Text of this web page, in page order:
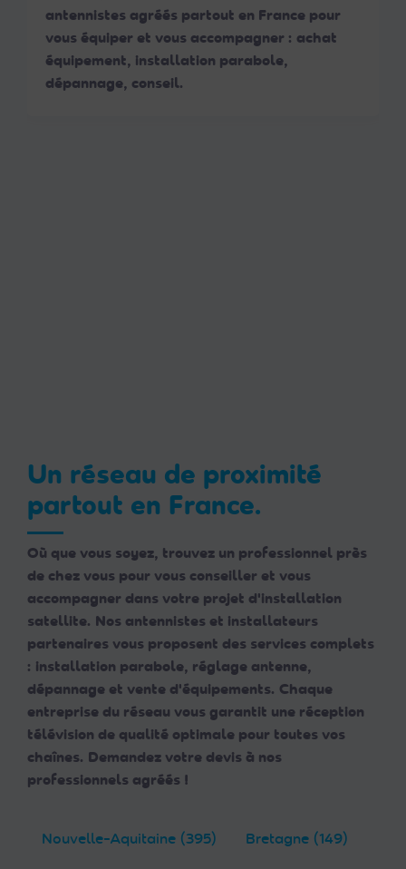
antennistes agréés partout en France pour
vous équiper et vous accompagner : achat
équipement, installation parabole,
dépannage, conseil.
Un réseau de proximité
partout en France.
Où que vous soyez, trouvez un professionnel près
de chez vous pour vous conseiller et vous
accompagner dans votre projet d'installation
satellite. Nos antennistes et installateurs
partenaires vous proposent des services complets
: installation parabole, réglage antenne,
dépannage et vente d'équipements. Chaque
entreprise du réseau vous garantit une réception
télévision de qualité optimale pour toutes vos
chaînes. Demandez votre devis à nos
professionnels agréés !
Nouvelle-Aquitaine (395) Bretagne (149)